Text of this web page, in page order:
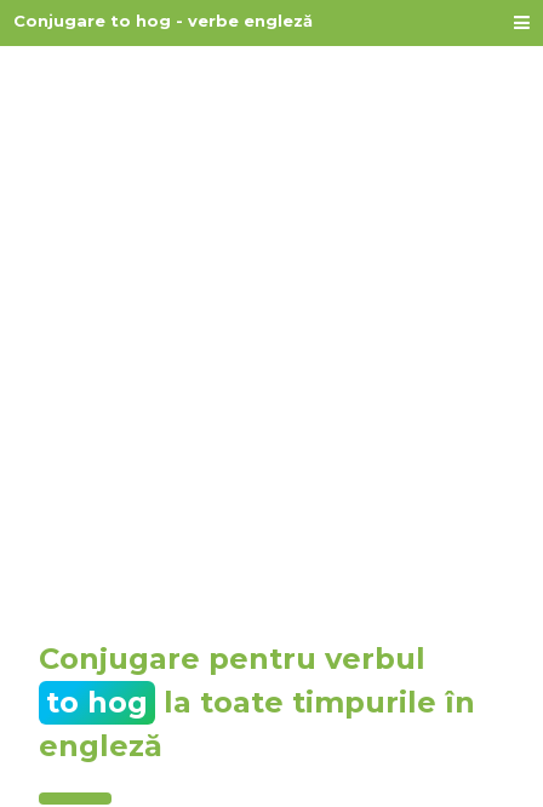
Conjugare to hog - verbe engleză
Conjugare pentru verbul
to hog la toate timpurile în
engleză